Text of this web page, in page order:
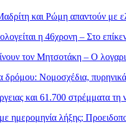
και Ρώμη απαντούν με
η 46χρονη – Στο
τον Μητσοτάκη – Ο
Νομοσχέδια, πυρηνικά
και 61.700 στρέμματα
ημερομηνία λήξης;